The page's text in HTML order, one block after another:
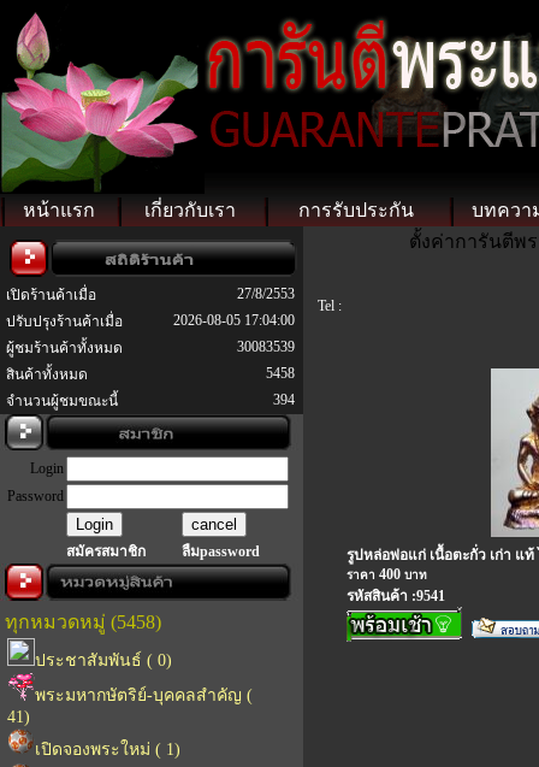
หน้าแรก เกี่ยวกับเรา การรับประกัน บทควา
เปิดร้านค้าเมื่อ
27/8/2553
ปรับปรุงร้านค้าเมื่อ
2026-08-05 17:04:00
ผู้ชมร้านค้าทั้งหมด
30083539
สินค้าทั้งหมด
5458
จำนวนผู้ชมขณะนี้
394
Login
Password
สมัครสมาชิก ลืมpassword
ทุกหมวดหมู่ (5458)
ประชาสัมพันธ์ ( 0)
พระมหากษัตริย์-บุคคลสำคัญ (
41)
เปิดจองพระใหม่ ( 1)
ตั้งค่าการันตีพร
Tel :
รูปหล่อพ่อแก่ เนื้อตะกั่ว เก่า แ
ราคา 400 บาท
รหัสสินค้า :9541